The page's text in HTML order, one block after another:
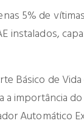
5% de
instalados,
Básico de
a importância
Automático